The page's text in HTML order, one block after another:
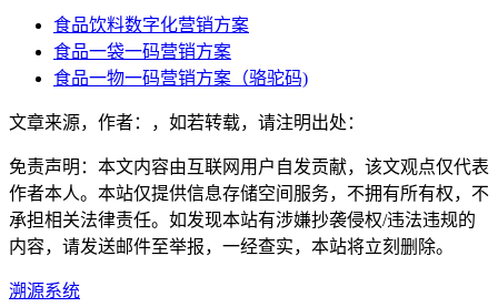
食品饮料数字化营销方案
食品一袋一码营销方案
食品一物一码营销方案（骆驼码)
文章来源，作者：，如若转载，请注明出处：
免责声明：本文内容由互联网用户自发贡献，该文观点仅代表
作者本人。本站仅提供信息存储空间服务，不拥有所有权，不
承担相关法律责任。如发现本站有涉嫌抄袭侵权/违法违规的
内容，请发送邮件至举报，一经查实，本站将立刻删除。
溯源系统